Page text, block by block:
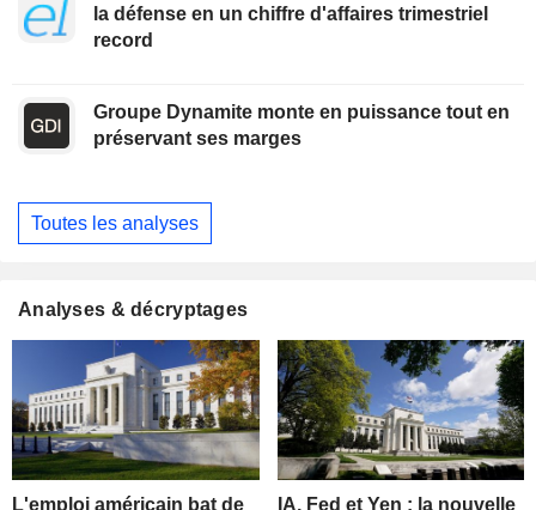
la défense en un chiffre d'affaires trimestriel
record
Groupe Dynamite monte en puissance tout en
préservant ses marges
Toutes les analyses
Analyses & décryptages
L'emploi américain bat de IA, Fed et Yen : la nouvelle